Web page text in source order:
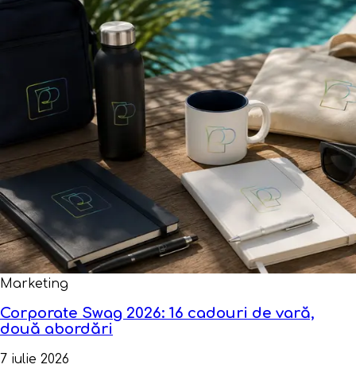
Marketing
Corporate Swag 2026: 16 cadouri de vară,
două abordări
7 iulie 2026